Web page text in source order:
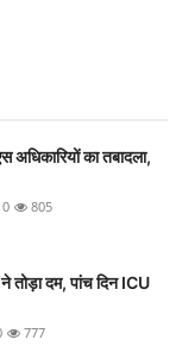
का तबादला,
0 805
तोड़ा दम, पांच दिन ICU
777